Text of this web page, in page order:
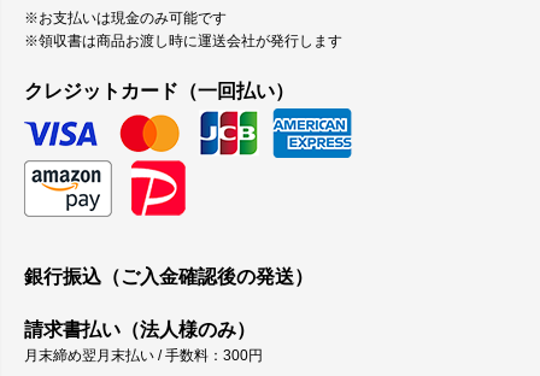
※お支払いは現金のみ可能です
※領収書は商品お渡し時に運送会社が発行します
クレジットカード（一回払い）
銀行振込（ご入金確認後の発送）
請求書払い（法人様のみ）
月末締め翌月末払い / 手数料：300円